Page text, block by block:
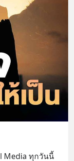
Media ทุกวันนี้